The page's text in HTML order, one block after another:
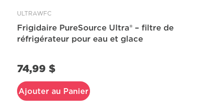
ULTRAWFC
Frigidaire PureSource Ultra® – filtre de
réfrigérateur pour eau et glace
74,99 $
Ajouter au Panier